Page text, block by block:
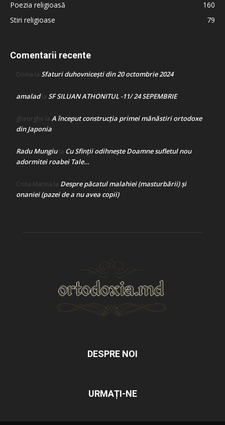
Poezia religioasă
160
Stiri religioase
79
Comentarii recente
Doina la Sfaturi duhovnicești din 20 octombrie 2024
amaladla SF SILUAN ATHONITUL -11/ 24 SEPEMBRIE
gheorghe la A început construcţia primei mănăstiri ortodoxe
din Japonia
Radu Mungiula Cu Sfinții odihnește Doamne sufletul nou
adormitei roabei Tale…
Crina Marina la Despre păcatul malahiei (masturbării) şi
onaniei (pazei de a nu avea copii)
DESPRE NOI
URMAȚI-NE